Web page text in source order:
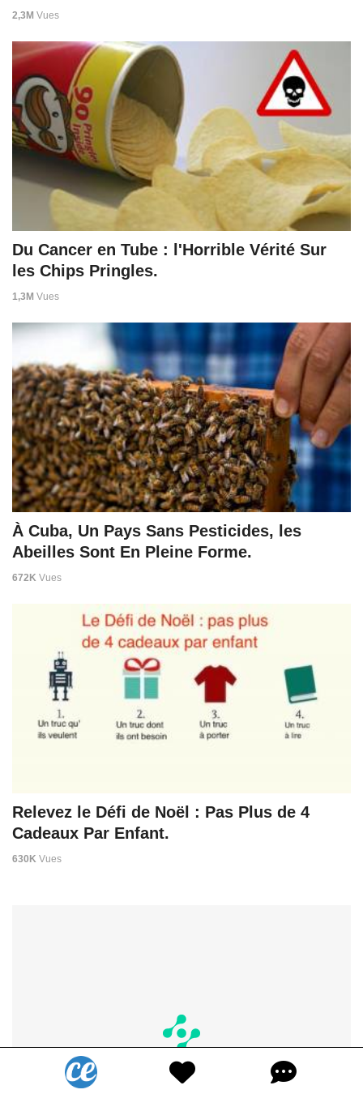
2,3M Vues
Du Cancer en Tube : l'Horrible Vérité Sur
les Chips Pringles.
1,3M Vues
À Cuba, Un Pays Sans Pesticides, les
Abeilles Sont En Pleine Forme.
672K Vues
Relevez le Défi de Noël : Pas Plus de 4
Cadeaux Par Enfant.
630K Vues